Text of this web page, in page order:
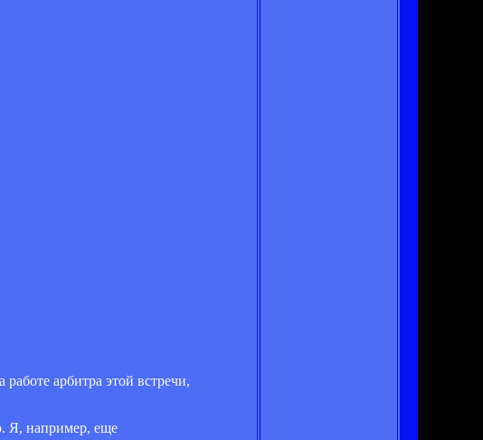
арбитра этой встречи,
Я, например, еще